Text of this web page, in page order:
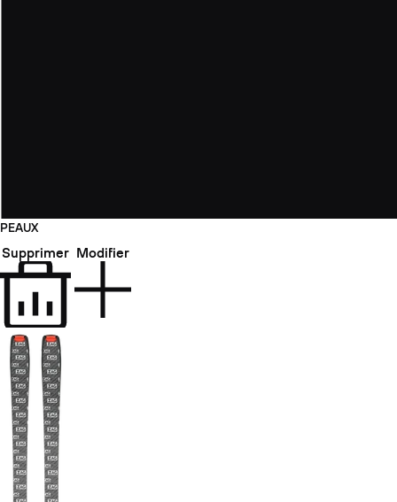
PEAUX
Supprimer Modifier